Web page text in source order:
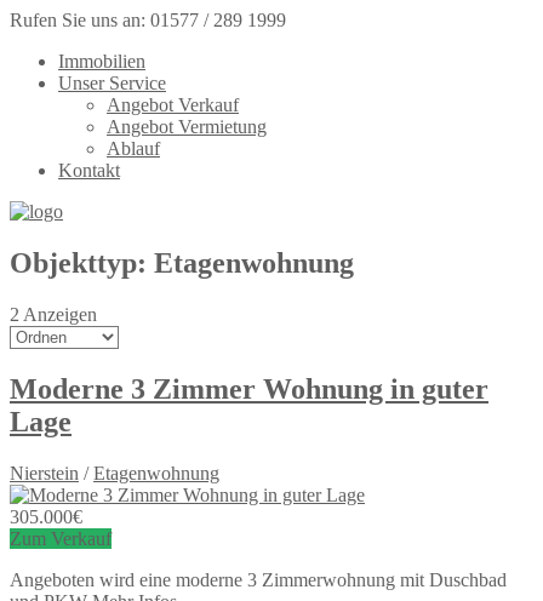
Rufen Sie uns an: 01577 / 289 1999
Immobilien
Unser Service
Angebot Verkauf
Angebot Vermietung
Ablauf
Kontakt
Objekttyp: Etagenwohnung
2 Anzeigen
Moderne 3 Zimmer Wohnung in guter
Lage
Nierstein /Etagenwohnung
305.000€
Zum Verkauf
Angeboten wird eine moderne 3 Zimmerwohnung mit Duschbad